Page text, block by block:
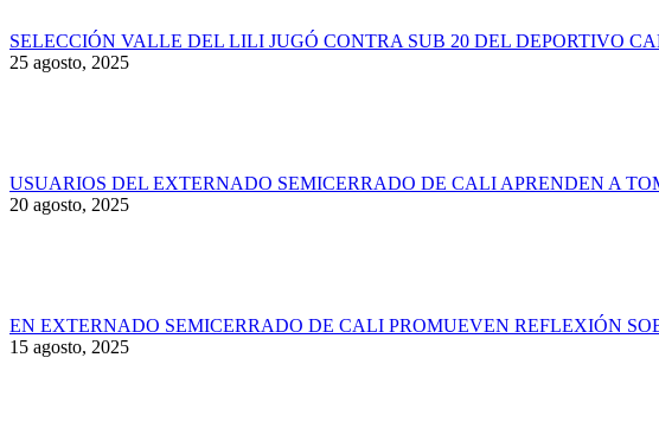
SELECCIÓN VALLE DEL LILI JUGÓ CONTRA SUB 20 DEL DEPORTIVO
25 agosto, 2025
USUARIOS DEL EXTERNADO SEMICERRADO DE CALI APRENDEN A
20 agosto, 2025
EN EXTERNADO SEMICERRADO DE CALI PROMUEVEN REFLEXIÓN
15 agosto, 2025